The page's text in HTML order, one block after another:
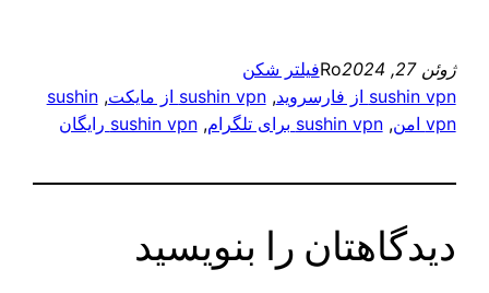
ژوئن 27, 2024 Roفیلتر شکن
sushin vpn از فارسروید
, sushin vpn از مایکت ,
sushin
vpn امن
, sushin vpn برای تلگرام , sushin vpn رایگان
دیدگاهتان را بنویسید